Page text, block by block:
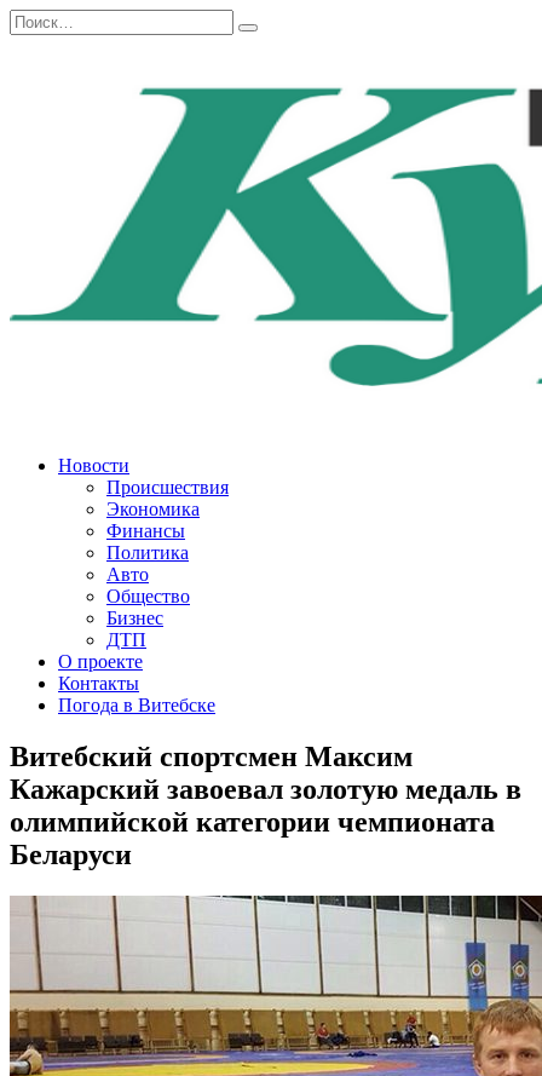
Перейти
к
Search
for:
Новости
Происшествия
Экономика
Финансы
Политика
Авто
Общество
Бизнес
ДТП
О проекте
Контакты
Погода в Витебске
Витебский спортсмен Максим
Кажарский завоевал золотую медаль в
олимпийской категории чемпионата
Беларуси